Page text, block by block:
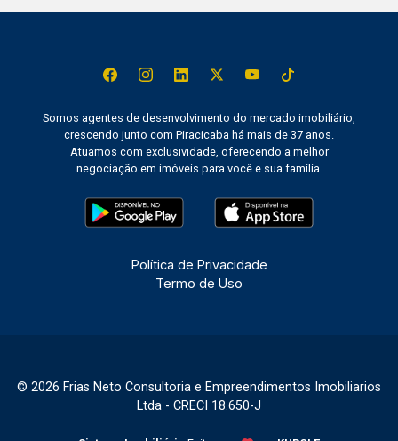
Somos agentes de desenvolvimento do mercado imobiliário,
crescendo junto com Piracicaba há mais de 37 anos.
Atuamos com exclusividade, oferecendo a melhor
negociação em imóveis para você e sua família.
Política de Privacidade
Termo de Uso
© 2026 Frias Neto Consultoria e Empreendimentos Imobiliarios
Ltda - CRECI 18.650-J